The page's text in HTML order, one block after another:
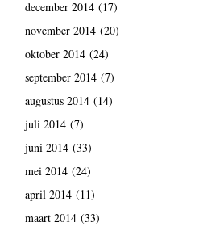
december 2014(17)
november 2014(20)
oktober 2014(24)
september 2014(7)
augustus 2014(14)
juli 2014(7)
juni 2014(33)
mei 2014(24)
april 2014(11)
maart 2014(33)